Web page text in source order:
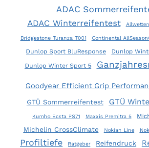
ADAC
ADAC Winterreifentest
Bridgestone Turanza T001 Continental
Dunlop Sport BluResponse
Dunlop
Dunlop Winter Sport 5
Goodyear Efficient Grip
GTÜ Sommerreifentest GTÜ
Kumho Ecsta PS71 Maxxis Premitra 5
Michelin CrossClimate Nokian Line
Profiltiefe Ratgeber Reifendruck